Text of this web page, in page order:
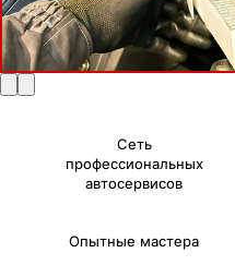
Сеть
профессиональных
автосервисов
Опытные мастера